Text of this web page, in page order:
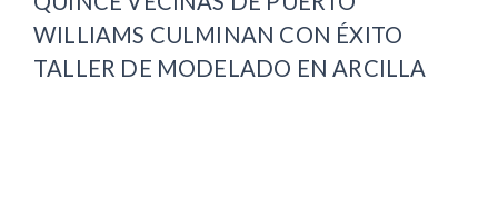
WILLIAMS CULMINAN CON ÉXITO
TALLER DE MODELADO EN ARCILLA